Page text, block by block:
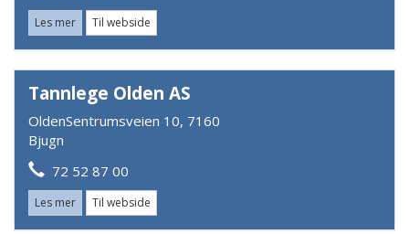
Les mer Til webside
Tannlege Olden AS
OldenSentrumsveien 10, 7160
Bjugn
72 52 87 00
Les mer Til webside